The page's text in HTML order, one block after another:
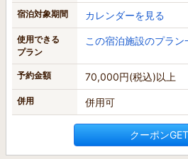
宿泊対象期間 カレンダーを見る
使用できる
プラン
この宿泊施設のプラ
予約金額 70,000円(税込)以上
併用 併用可
クーポンGET